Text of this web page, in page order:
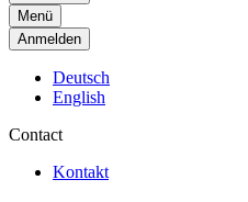
Menü
Anmelden
Deutsch
English
Contact
Kontakt